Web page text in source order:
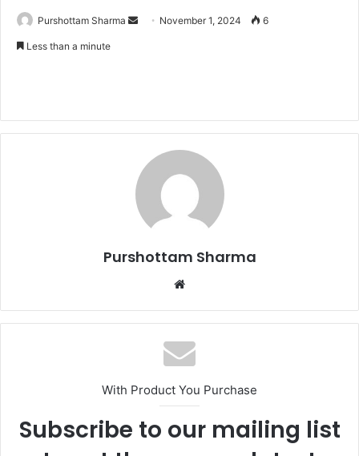
Purshottam Sharma
e
a
l
November 1, 2024 6
Less than a minute
Purshottam Sharma
b
s
i
e
With Product You Purchase
Subscribe to our mailing list